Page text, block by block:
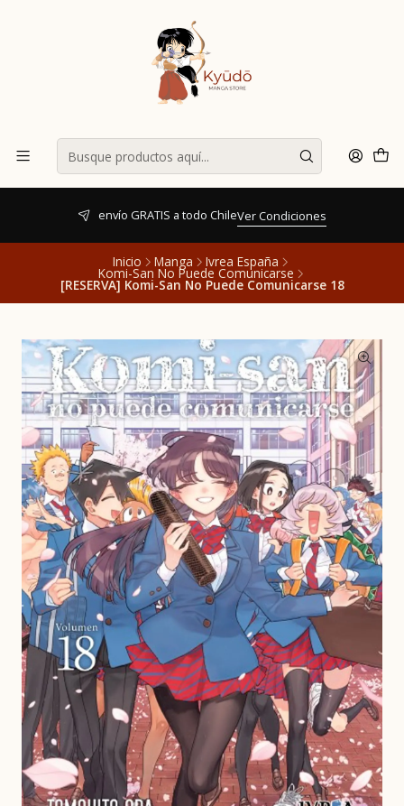
envío GRATIS a todo ChileVer Condiciones
Inicio Manga Ivrea España
Komi-San No Puede Comunicarse
[RESERVA] Komi-San No Puede Comunicarse 18